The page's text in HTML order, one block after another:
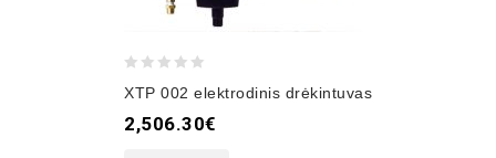
of
XTP 002 elektrodinis drėkintuvas
2,506.30€